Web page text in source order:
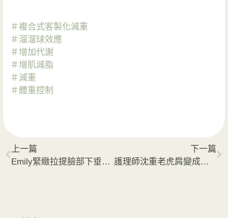
＃複合式客製化減重
＃溜溜球效應
＃增加代謝
＃增肌減脂
＃減重
＃體重控制
上一篇
Emily緊緻拉提臉部下垂肉肉 維持漂亮V臉
下一篇
護理師沈重老虎肩變成天鵝頸